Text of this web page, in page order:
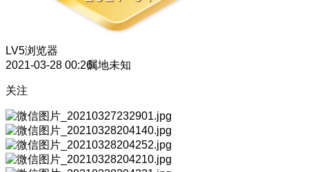
LV5浏览器
2021-03-28 00:26属地未知
关注